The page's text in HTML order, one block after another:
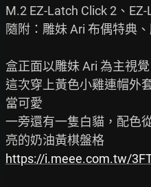
M.2 EZ-Latch Click 2、
隨附：雕妹 Ari 布偶特典
盒正面以雕妹 Ari 為主視覺
這次穿上黃色小雞連帽外
當可愛
一旁還有一隻白貓，配色
https://i.meee.com.tw/